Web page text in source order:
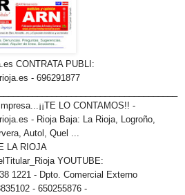
CONTRATA PUBLI:
- 696291877
LO CONTAMOS!! -
- Rioja Baja: La Rioja, Logroño,
Autol, Quel ...
LA RIOJA
YOUTUBE:
1221 - Dpto. Comercial Externo
- 650255876 -